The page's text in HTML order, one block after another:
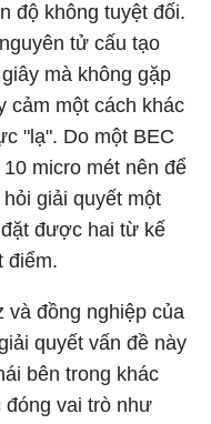
độ không tuyệt đối.
tử cấu tạo
mà không gặp
cảm một cách khác
"lạ". Do một BEC
micro mét nên để
giải quyết một
được hai từ kế
điểm.
và đồng nghiệp của
quyết vấn đề này
bên trong khác
đóng vai trò như